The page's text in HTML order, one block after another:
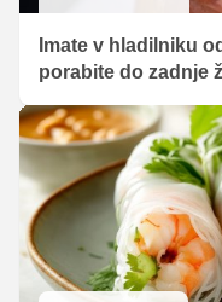
Imate v hladilniku
porabite do zadnje